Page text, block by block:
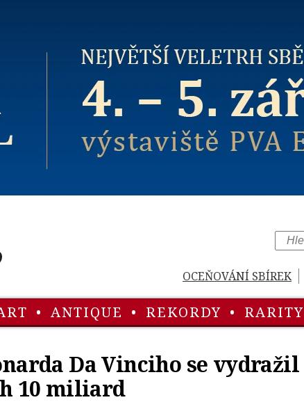
OCEŇOVÁNÍ SBÍREK
• ANTIQUE • REKORDY • RARITY
Da Vinciho se vydražil
10 miliard